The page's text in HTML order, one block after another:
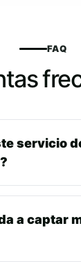
FAQ
servicio
a captar